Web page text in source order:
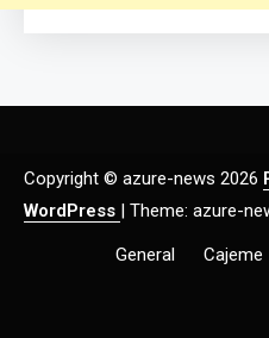
Copyright © azure-news 2026
WordPress | Theme: azure-
General Cajeme